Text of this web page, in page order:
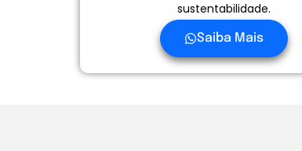
sustentabilidade.
Saiba Mais